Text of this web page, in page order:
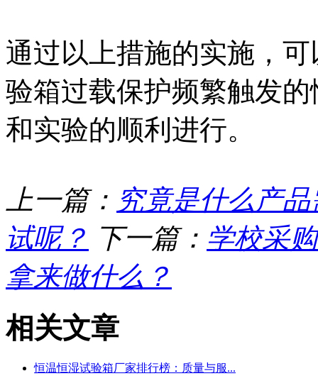
通过以上措施的实施，
验箱过载保护频繁触发
和实验的顺利进行。
上一篇： 究竟是什么产
试呢？ 下一篇： 学校采
拿来做什么？
相关文章
恒温恒湿试验箱厂家排行榜：质量与服...